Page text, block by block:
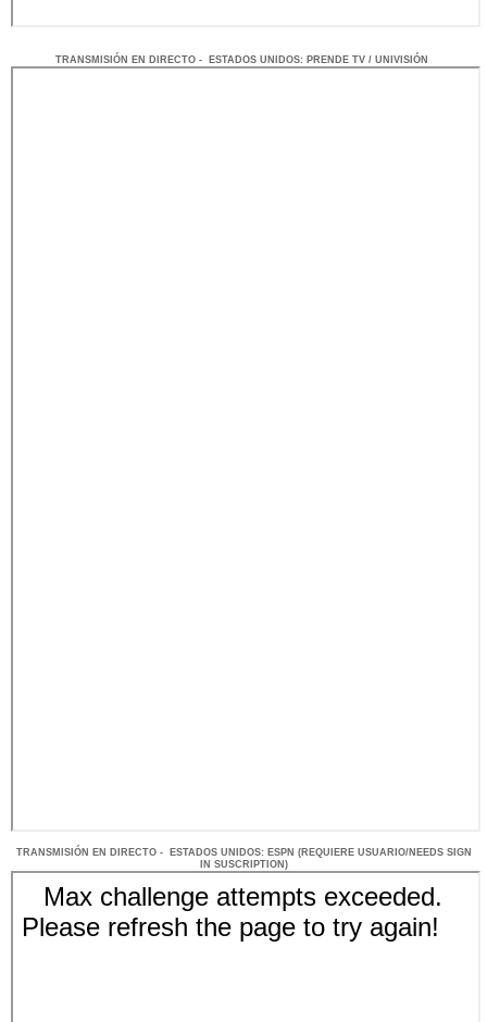
TRANSMISIÓN EN DI RECTO - ESTADOS UNIDOS: PRENDE TV / UNIVISIÓN
TRANSMISIÓN EN DI RECTO - ESTADOS UNIDOS: ESPN (REQUIERE USUARIO/NEEDS SIGN
IN SUSCRIPTION)